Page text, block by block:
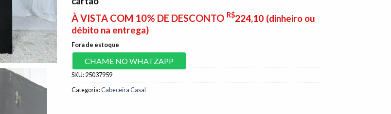
À VISTA COM 10% DE DESCONTO R$224,10 (dinheiro ou
débito na entrega)
Fora de estoque
CHAME NO WHATZAPP
SKU:25037959
Categoria:Cabeceira Casal